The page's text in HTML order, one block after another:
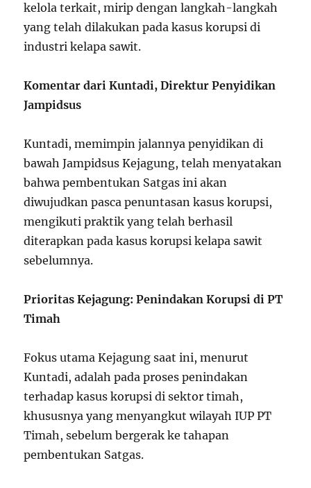
kelola terkait, mirip dengan langkah-langkah
yang telah dilakukan pada kasus korupsi di
industri kelapa sawit.
Komentar dari Kuntadi, Direktur Penyidikan
Jampidsus
Kuntadi, memimpin jalannya penyidikan di
bawah Jampidsus Kejagung, telah menyatakan
bahwa pembentukan Satgas ini akan
diwujudkan pasca penuntasan kasus korupsi,
mengikuti praktik yang telah berhasil
diterapkan pada kasus korupsi kelapa sawit
sebelumnya.
Prioritas Kejagung: Penindakan Korupsi di PT
Timah
Fokus utama Kejagung saat ini, menurut
Kuntadi, adalah pada proses penindakan
terhadap kasus korupsi di sektor timah,
khususnya yang menyangkut wilayah IUP PT
Timah, sebelum bergerak ke tahapan
pembentukan Satgas.